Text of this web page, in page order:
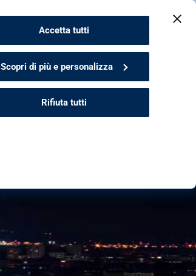
Accetta tutti
Scopri di più e personalizza
Rifiuta tutti
CONTATTACI